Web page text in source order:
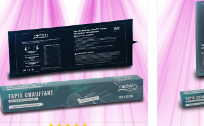
TOP 5 DES MEILLEURS
ÉCLAIRAGES HORTICOLES LED
2024 - GUIDE COMPLET
Publié dans:
Lampes horticoles
LEDs
QUEL
LIÉ À
LAMPE
Publié
LED